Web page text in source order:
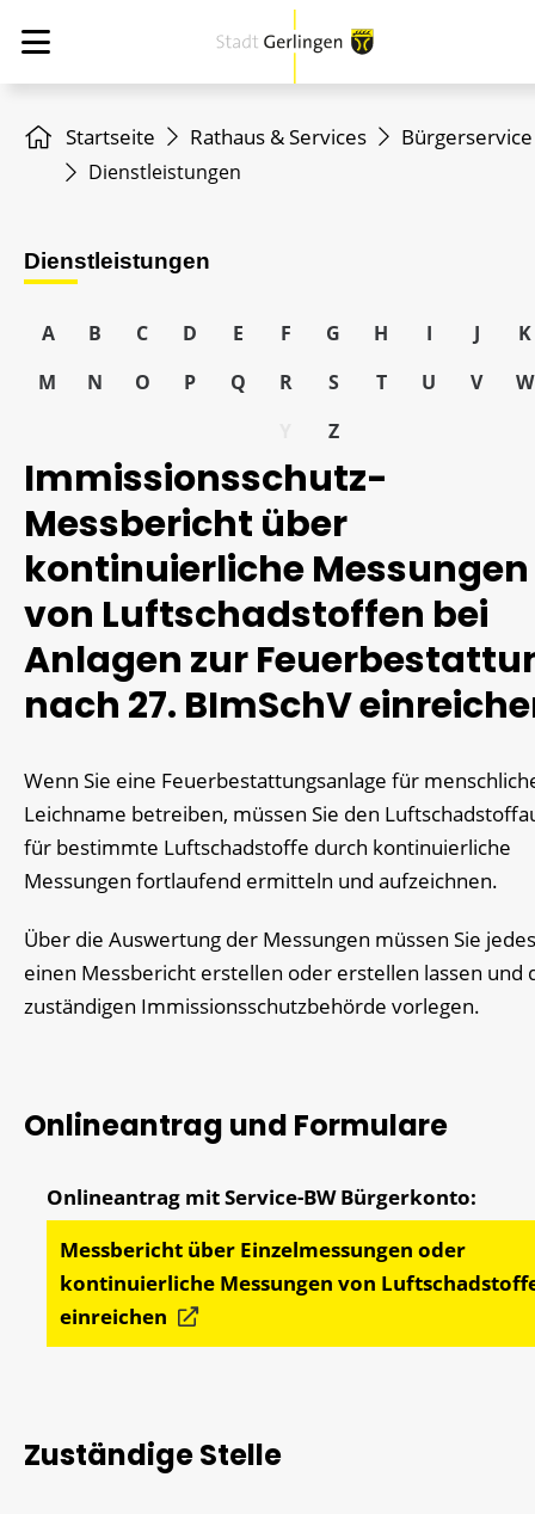
Startseite Rathaus & Services Bürgerservice
Dienstleistungen
Dienstleistungen
A B C D E F G H I J
K
M
N O P Q R S T U V
W
Z
Immissionsschutz-
Messbericht über
kontinuierliche Messungen
von Luftschadstoffen bei
Anlagen zur
nach 27. BImSchV
Wenn Sie eine Feuerbestattungsanlage für
Leichname betreiben, müssen Sie den
für bestimmte Luftschadstoffe durch kontinuierliche
Messungen fortlaufend ermitteln und aufzeichnen.
Über die Auswertung der Messungen müssen Sie
einen Messbericht erstellen oder erstellen lassen und
zuständigen Immissionsschutzbehörde vorlegen.
Onlineantrag und Formulare
Messbericht über Einzelmessungen oder
kontinuierliche Messungen von
einreichen
Zuständige Stelle